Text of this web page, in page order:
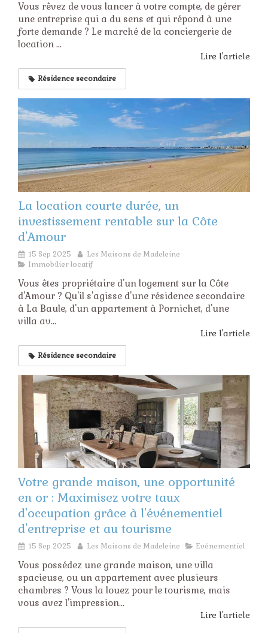
Vous rêvez de vous lancer à votre compte, de gérer
une entreprise qui a du sens et qui répond à une
forte demande ? Le marché de la conciergerie de
location ...
Lire l'article
Résidence secondaire
La location courte durée, un
investissement rentable sur la Côte
d'Amour
15 Sep 2025
Les Maisons de Madeleine
Immobilier locatif
Vous êtes propriétaire d'un logement sur la Côte
d'Amour ? Qu'il s'agisse d'une résidence secondaire
à La Baule, d'un appartement à Pornichet, d'une
villa av...
Lire l'article
Résidence secondaire
Votre grande maison, une opportunité
en or : Maximisez votre taux
d'occupation grâce à l'événementiel
d'entreprise et au tourisme
15 Sep 2025 Les Maisons de Madeleine Evénementiel
Vous possédez une grande maison, une villa
spacieuse, ou un appartement avec plusieurs
chambres ? Vous la louez pour le tourisme, mais
vous avez l'impression...
Lire l'article